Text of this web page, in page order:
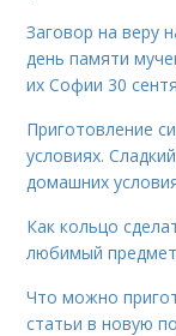
Заговор на веру
день памяти
их Софии 30
Приготовление
условиях.
домашних
Как кольцо
любимый
Что можно
статьи в новую